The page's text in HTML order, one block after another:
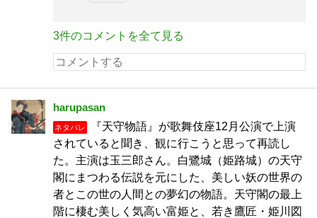
3件のコメントを全て見る
harupasan
ネタバレ
『天守物語』が歌舞伎座12月公演で上演
されていると聞き、観に行こうと思って再読し
た。主演は玉三郎さん。白鷺城（姫路城）の天守
閣にまつわる伝説を元にした、美しい妖の世界の
者とこの世の人間との夢幻の物語。天守閣の最上
階に棲む美しく気高い富姫と、若き鷹匠・姫川図